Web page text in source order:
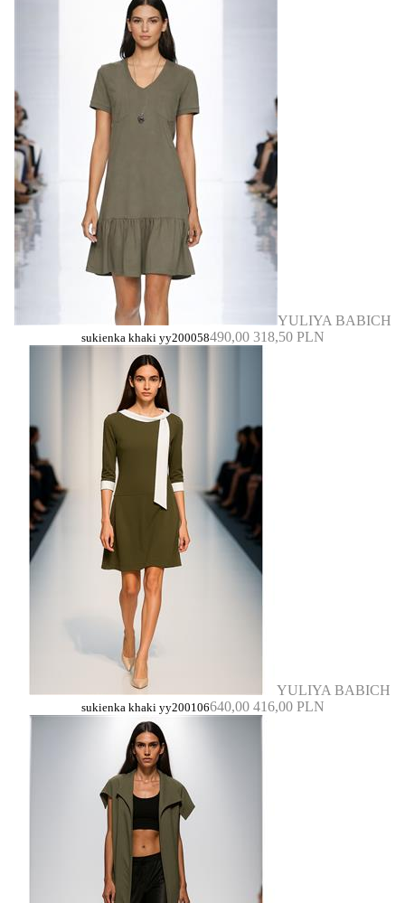
YULIYA BABICH
sukienka khaki yy200058490,00 318,50 PLN
YULIYA BABICH
sukienka khaki yy200106640,00 416,00 PLN